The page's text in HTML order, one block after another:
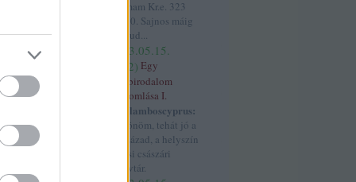
dátumam Kr.e. 323
jun. 10. Sajnos máig
nem tud...
2023.05.15.
05:12 ) Egy
világbirodalom
összeomlása I.
Haralamboscyprus:
Köszönöm, tehát jó a
17. század, a helyszín
a bécsi császári
könyvtár.
ferdinánd
(8)franciák
(6)
)
gesta
3
habsburg
havaselve